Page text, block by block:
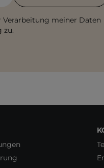
meiner Daten
zu.